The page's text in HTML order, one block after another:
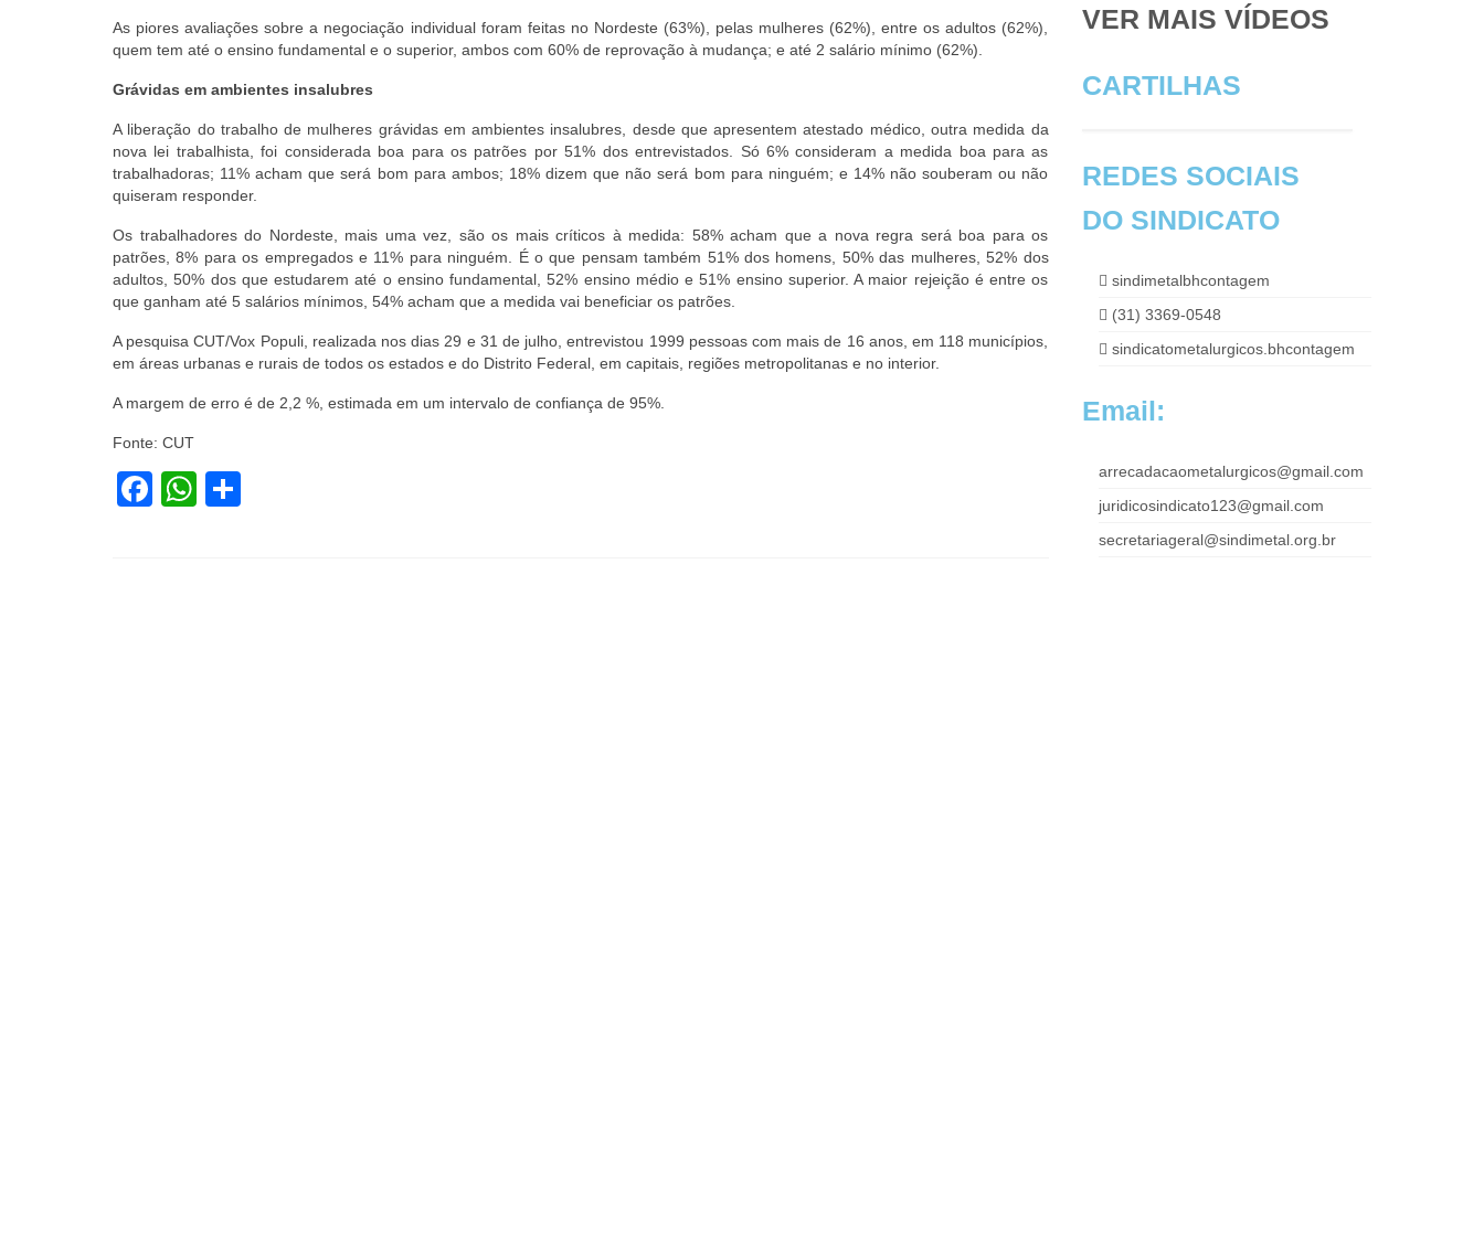
As piores avaliações sobre a negociação individual foram feitas no Nordeste (63%), pelas mulheres (62%), entre os adultos (62%),
quem tem até o ensino fundamental e o superior, ambos com 60% de reprovação à mudança; e até 2 salário mínimo (62%).
Grávidas em ambientes insalubres
A liberação do trabalho de mulheres grávidas em ambientes insalubres, desde que apresentem atestado médico, outra medida da
nova lei trabalhista, foi considerada boa para os patrões por 51% dos entrevistados. Só 6% consideram a medida boa para as
trabalhadoras; 11% acham que será bom para ambos; 18% dizem que não será bom para ninguém; e 14% não souberam ou não
quiseram responder.
Os trabalhadores do Nordeste, mais uma vez, são os mais críticos à medida: 58% acham que a nova regra será boa para os
patrões, 8% para os empregados e 11% para ninguém. É o que pensam também 51% dos homens, 50% das mulheres, 52% dos
adultos, 50% dos que estudarem até o ensino fundamental, 52% ensino médio e 51% ensino superior. A maior rejeição é entre os
que ganham até 5 salários mínimos, 54% acham que a medida vai beneficiar os patrões.
A pesquisa CUT/Vox Populi, realizada nos dias 29 e 31 de julho, entrevistou 1999 pessoas com mais de 16 anos, em 118 municípios,
em áreas urbanas e rurais de todos os estados e do Distrito Federal, em capitais, regiões metropolitanas e no interior.
A margem de erro é de 2,2 %, estimada em um intervalo de confiança de 95%.
Fonte: CUT
Facebook
WhatsApp
VER MAIS VÍDEOS
CARTILHAS
REDES SOCIAIS
DO SINDICATO
sindimetalbhcontagem
(31) 3369-0548
sindicatometalurgicos.bhcontagem
Email:
arrecadacaometalurgicos@gmail.com
juridicosindicato123@gmail.com
secretariageral@sindimetal.org.br